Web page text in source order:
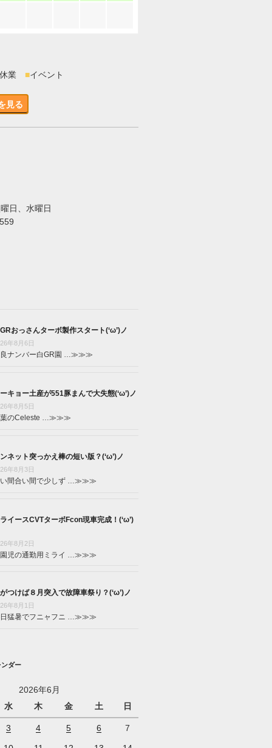
業 ■イベント
見る
日、水曜日
おっさんターボ製作スタート(‘ω’)ノ
年8月6日
ナンバー白GR園 …≫≫≫
ーキョー土産が551豚まんで大失態(‘ω’)ノ
年8月5日
のCeleste …≫≫≫
ネット突っかえ棒の短い版？(‘ω’)ノ
年8月3日
間合い間で少しず …≫≫≫
ライースCVTターボFcon現車完成！(‘ω’)
年8月2日
児の通勤用ミライ …≫≫≫
つけば８月突入で故障車祭り？(‘ω’)ノ
年8月1日
猛暑でフニャフニ …≫≫≫
ダー
2026年6月
水 木 金 土 日
3 4 5 6 7